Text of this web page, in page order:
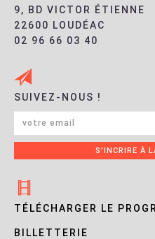
9, BD VICTOR ÉTIENNE
22600 LOUDÉAC
02 96 66 03 40
SUIVEZ-NOUS !
TÉLÉCHARGER LE
BILLETTERIE